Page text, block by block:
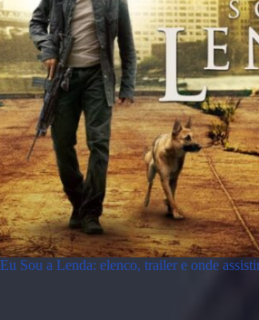
Eu Sou a Lenda: elenco, trailer e onde